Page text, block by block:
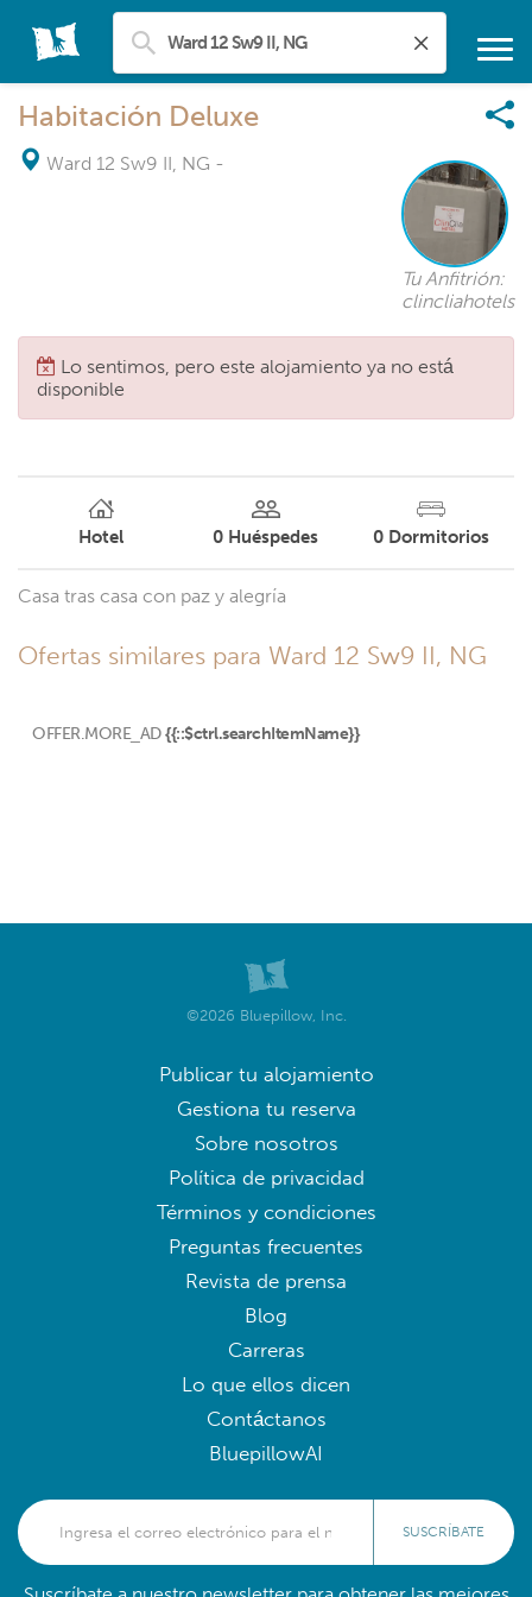
Habitación Deluxe
Ward 12 Sw9 II, NG -
Tu Anfitrión:
clincliahotels
Lo sentimos, pero este alojamiento ya no está
disponible
Hotel 0 Huéspedes 0 Dormitorios
Casa tras casa con paz y alegría
Ofertas similares para Ward 12 Sw9 II, NG
OFFER.MORE_AD {{::$ctrl.searchItemName}}
©2026 Bluepillow, Inc.
Publicar tu alojamiento
Gestiona tu reserva
Sobre nosotros
Política de privacidad
Términos y condiciones
Preguntas frecuentes
Revista de prensa
Blog
Carreras
Lo que ellos dicen
Contáctanos
BluepillowAI
SUSCRÍBATE